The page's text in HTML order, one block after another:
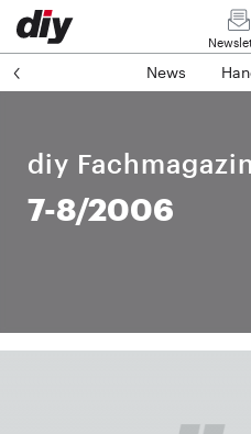
News
diy Fachmagazin
7-8/2006